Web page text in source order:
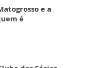
e a
é